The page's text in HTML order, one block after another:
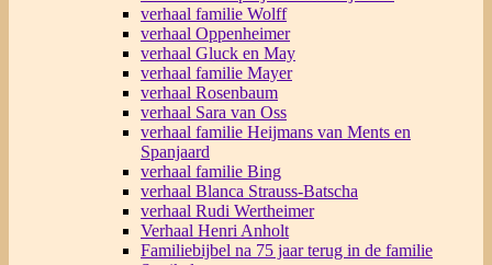
verhaal familie Wolff
verhaal Oppenheimer
verhaal Gluck en May
verhaal familie Mayer
verhaal Rosenbaum
verhaal Sara van Oss
verhaal familie Heijmans van Ments en
Spanjaard
verhaal familie Bing
verhaal Blanca Strauss-Batscha
verhaal Rudi Wertheimer
Verhaal Henri Anholt
Familiebijbel na 75 jaar terug in de familie